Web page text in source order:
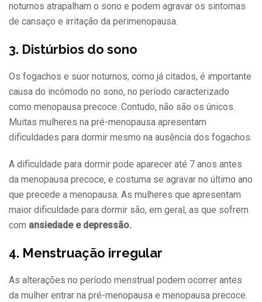
noturnos atrapalham o sono e podem agravar os sintomas
de cansaço e irritação da perimenopausa.
3. Distúrbios do sono
Os fogachos e suor noturnos, como já citados, é importante
causa do incômodo no sono, no período caracterizado
como menopausa precoce. Contudo, não são os únicos.
Muitas mulheres na pré-menopausa apresentam
dificuldades para dormir mesmo na ausência dos fogachos.
A dificuldade para dormir pode aparecer até 7 anos antes
da menopausa precoce, e costuma se agravar no último ano
que precede a menopausa. As mulheres que apresentam
maior dificuldade para dormir são, em geral, as que sofrem
com ansiedade e depressão.
4. Menstruação irregular
As alterações no período menstrual podem ocorrer antes
da mulher entrar na pré-menopausa e menopausa precoce.